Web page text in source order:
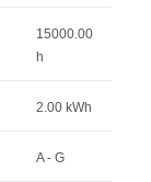
15000.00
h
2.00 kWh
A - G